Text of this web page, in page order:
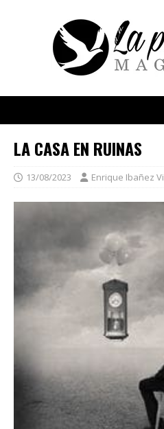
LA CASA EN RUINAS
13/08/2023 Enrique Ibañez